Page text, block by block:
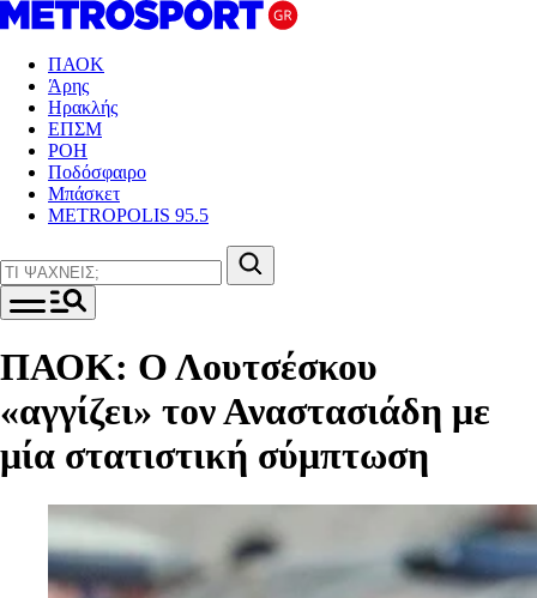
ΠΑΟΚ
Άρης
Ηρακλής
ΕΠΣΜ
ΡΟΗ
Ποδόσφαιρο
Μπάσκετ
METROPOLIS 95.5
ΠΑΟΚ: Ο Λουτσέσκου
«αγγίζει» τον Αναστασιάδη με
μία στατιστική σύμπτωση